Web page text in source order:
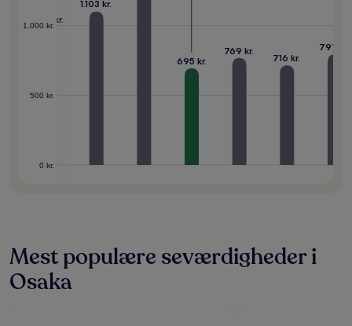
0 kr.
500 kr.
1.000 kr.
995 kr.
1.103 kr.
695 kr.
769 kr.
716 kr.
797 kr.
Mest populære seværdigheder i
Osaka